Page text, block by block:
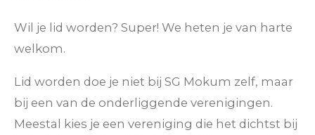
Wil je lid worden? Super! We heten je van harte
welkom.
Lid worden doe je niet bij SG Mokum zelf, maar
bij een van de onderliggende verenigingen.
Meestal kies je een vereniging die het dichtst bij